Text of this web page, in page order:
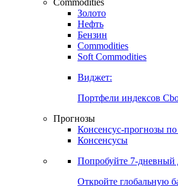
Commodities
Золото
Нефть
Бензин
Commodities
Soft Commodities
Виджет:
Портфели индексов
Прогнозы
Консенсус-прогнозы по
Консенсусы
Попробуйте 7-дневный
Откройте глобальную